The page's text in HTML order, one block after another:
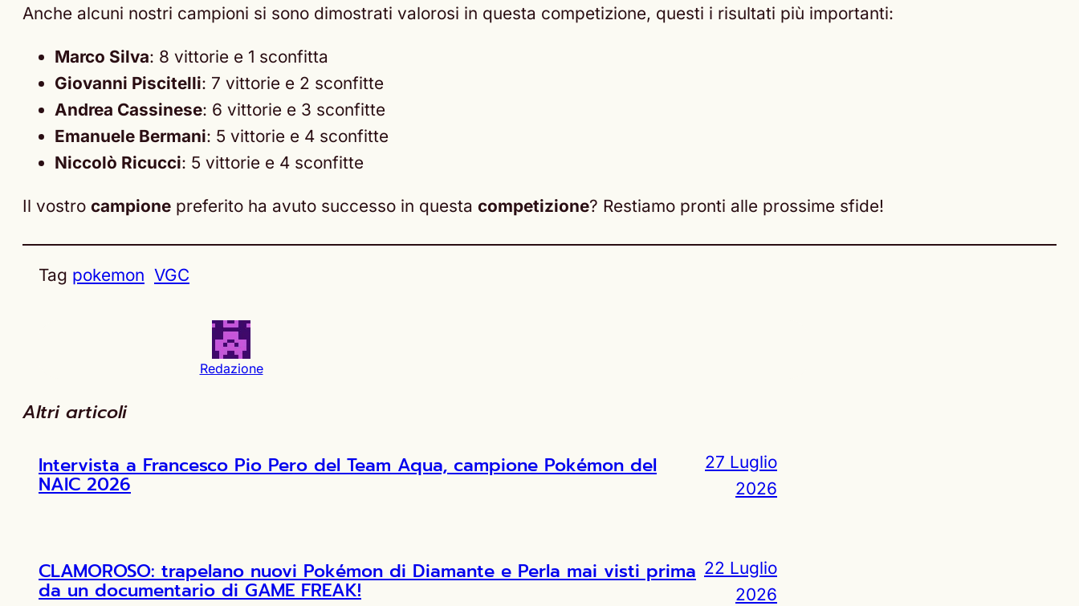
Anche alcuni nostri campioni si sono dimostrati valorosi in questa competizione, questi i risultati più importanti:
Marco Silva: 8 vittorie e 1 sconfitta
Giovanni Piscitelli: 7 vittorie e 2 sconfitte
Andrea Cassinese: 6 vittorie e 3 sconfitte
Emanuele Bermani: 5 vittorie e 4 sconfitte
Niccolò Ricucci: 5 vittorie e 4 sconfitte
Il vostro campione preferito ha avuto successo in questa competizione? Restiamo pronti alle prossime sfide!
Tag pokemon VGC
Redazione
Altri articoli
Intervista a Francesco Pio Pero del Team Aqua, campione Pokémon del
NAIC 2026
27 Luglio
2026
CLAMOROSO: trapelano nuovi Pokémon di Diamante e Perla mai visti prima
da un documentario di GAME FREAK!
22 Luglio
2026